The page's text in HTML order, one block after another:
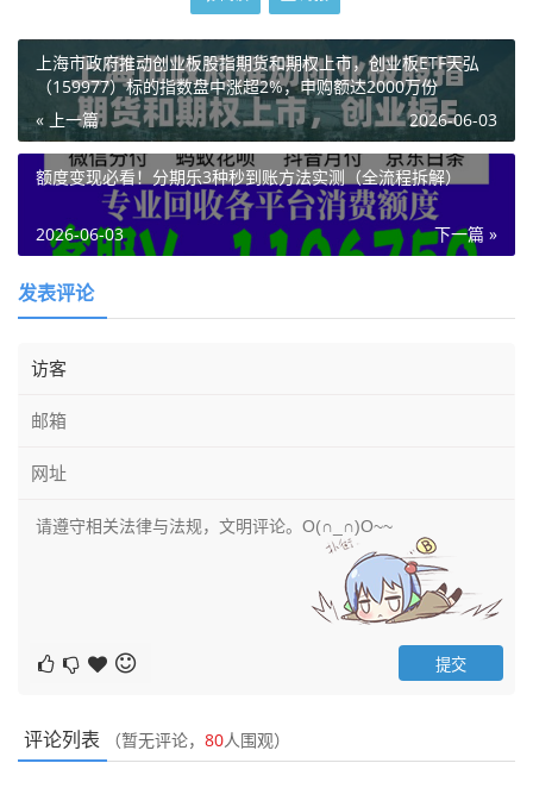
上海市政府推动创业板股指期货和期权上市，创业板ETF天弘
（159977）标的指数盘中涨超2%，申购额达2000万份
« 上一篇
2026-06-03
额度变现必看！分期乐3种秒到账方法实测（全流程拆解）
下一篇 »
2026-06-03
发表评论
评论列表 （暂无评论， 80人围观）